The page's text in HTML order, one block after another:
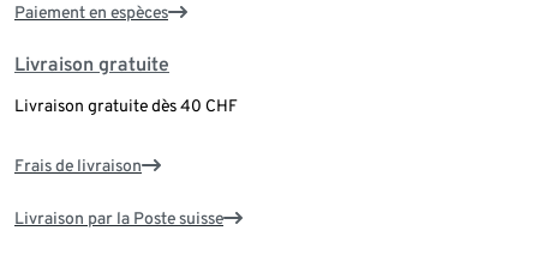
Paiement en espèces
Livraison gratuite
Livraison gratuite dès 40 CHF
Frais de livraison
Livraison par la Poste suisse